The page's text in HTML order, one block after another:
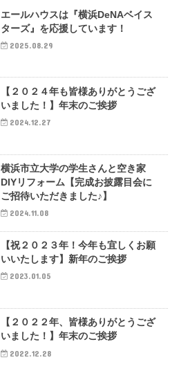
エールハウスは『横浜DeNAベイス
ターズ』を応援しています！
2025.08.29
【２０２４年も皆様ありがとうござ
いました！】年末のご挨拶
2024.12.27
横浜市立大学の学生さんと空き家
DIYリフォーム【完成お披露目会に
ご招待いただきました♪】
2024.11.08
【祝２０２３年！今年も宜しくお願
いいたします】新年のご挨拶
2023.01.05
【２０２２年、皆様ありがとうござ
いました！】年末のご挨拶
2022.12.28